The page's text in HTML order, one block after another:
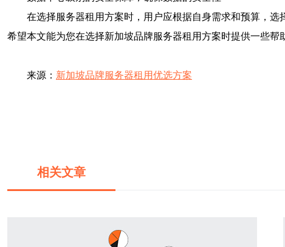
在选择服务器租用方案时，用户应根据自身需求和预算，
希望本文能为您在选择新加坡品牌服务器租用方案时提供一些帮
来源： 新加坡品牌服务器租用优选方案
相关文章